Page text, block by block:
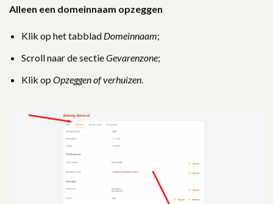
Alleen een domeinnaam opzeggen
Klik op het tabblad Domeinnaam;
Scroll naar de sectieGevarenzone;
Klik op Opzeggen of verhuizen.